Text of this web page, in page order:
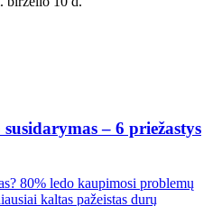
– 6 priežastys
80% ledo kaupimosi problemų
kaltas pažeistas durų